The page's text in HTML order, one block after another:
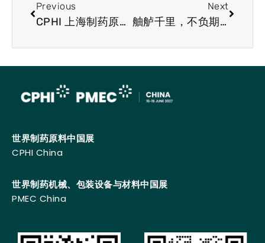
Previous
CPHI 上海制药原料展行业快讯 吉利德小分子实验中表现出了HIV预防能力
Next
舳舻千里，不负期待，CPHI & PMEC China 2024 载誉收官！
世界制药原料中国展
CPHI China
世界制药机械、包装设备与材料中国展
PMEC China